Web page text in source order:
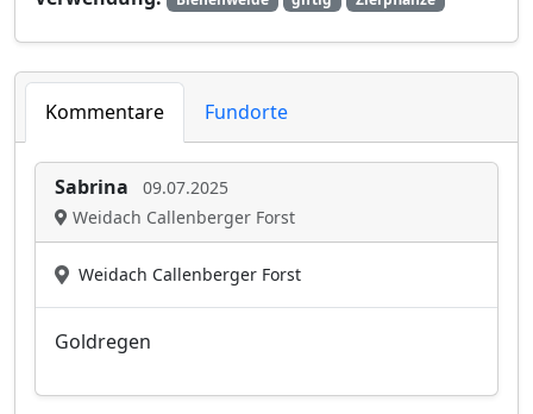
Kommentare Fundorte
Sabrina
09.07.2025
Weidach Callenberger Forst
Weidach Callenberger Forst
Goldregen